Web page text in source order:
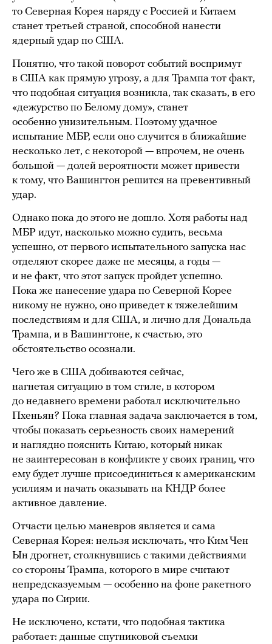
то Северная Корея наряду с Россией и Китаем
станет третьей страной, способной нанести
ядерный удар по США.
Понятно, что такой поворот событий воспримут
в США как прямую угрозу, а для Трампа тот факт,
что подобная ситуация возникла, так сказать, в его
«дежурство по Белому дому», станет
особенно унизительным. Поэтому удачное
испытание МБР, если оно случится в ближайшие
несколько лет, с некоторой — впрочем, не очень
большой — долей вероятности может привести
к тому, что Вашингтон решится на превентивный
удар.
Однако пока до этого не дошло. Хотя работы над
МБР идут, насколько можно судить, весьма
успешно, от первого испытательного запуска нас
отделяют скорее даже не месяцы, а годы —
и не факт, что этот запуск пройдет успешно.
Пока же нанесение удара по Северной Корее
никому не нужно, оно приведет к тяжелейшим
последствиям и для США, и лично для Дональда
Трампа, и в Вашингтоне, к счастью, это
обстоятельство осознали.
Чего же в США добиваются сейчас,
нагнетая ситуацию в том стиле, в котором
до недавнего времени работал исключительно
Пхеньян? Пока главная задача заключается в том,
чтобы показать серьезность своих намерений
и наглядно пояснить Китаю, который никак
не заинтересован в конфликте у своих границ, что
ему будет лучше присоединиться к американским
усилиям и начать оказывать на КНДР более
активное давление.
Отчасти целью маневров является и сама
Северная Корея: нельзя исключать, что Ким Чен
Ын дрогнет, столкнувшись с такими действиями
со стороны Трампа, которого в мире считают
непредсказуемым — особенно на фоне ракетного
удара по Сирии.
Не исключено, кстати, что подобная тактика
работает: данные спутниковой съемки